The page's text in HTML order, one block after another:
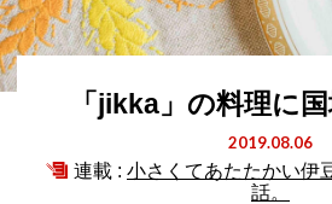
「jikka」の料理に国
2019.08.06
連載 : 小さくてあたたかい伊
話。